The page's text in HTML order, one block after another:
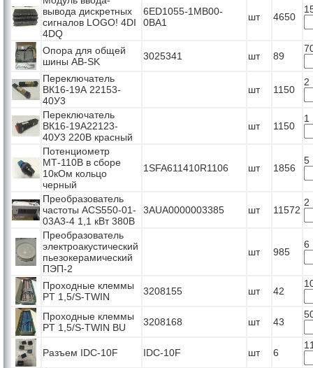
вывода дискретных
сигналов LOGO! 4DI
4DQ
6ED1055-1MB00-
0BA1
шт 4650
Опора для общей
шины AB-SK
3025341 шт 89
Переключатель
ВК16-19А 22153-
40У3
шт 1150
2
Переключатель
ВК16-19А22123-
40У3 220В красный
шт 1150
1
Потенциометр
МТ-110В в сборе
10кОм кольцо
черный
1SFA611410R1106 шт 1856
5
Преобразователь
частоты ACS550-01-
03A3-4 1,1 кВт 380В
3AUA0000003385 шт 11572
2
Преобразователь
электроакустический
пьезокерамический
ПЭП-2
шт 985
6
Проходные клеммы
PT 1,5/S-TWIN
3208155 шт 42
Проходные клеммы
PT 1,5/S-TWIN BU
3208168 шт 43
Разъем IDC-10F IDC-10F шт 6